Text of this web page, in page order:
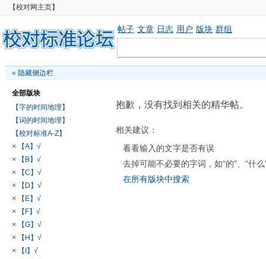
【校对网主页】
帖子 文章 日志 用户 版块 群组
« 隐藏侧边栏
全部版块
【字的时间地理】
【词的时间地理】
【校对标准A-Z】
× 【A】√
× 【B】√
× 【C】√
× 【D】√
× 【E】√
× 【F】√
× 【G】√
× 【H】√
× 【I】√
抱歉，没有找到相关的精华帖。
相关建议：
看看输入的文字是否有误
去掉可能不必要的字词，如“的”、“什么
在所有版块中搜索